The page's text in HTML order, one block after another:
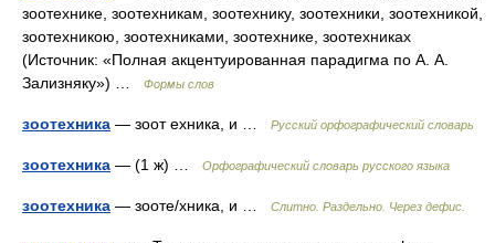
зоотехнике, зоотехникам, зоотехнику, зоотехники, зоотехникой,
зоотехникою, зоотехниками, зоотехнике, зоотехниках
(Источник: «Полная акцентуированная парадигма по А. А.
Зализняку») …
Формы слов
зоотехника — зоот ехника, и … Русский орфографический словарь
зоотехника — (1 ж) … Орфографический словарь русского языка
зоотехника — зооте/хника, и … Слитно. Раздельно. Через дефис.